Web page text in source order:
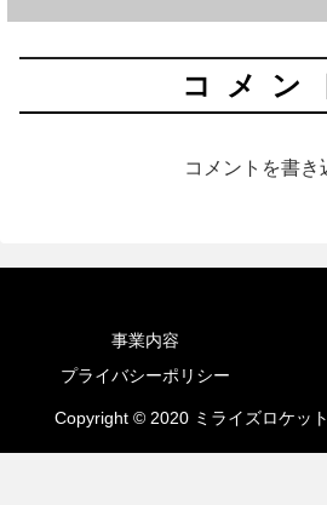
コメン
コメントを書き
事業内容
プライバシーポリシー
Copyright © 2020 ミライズロケッ